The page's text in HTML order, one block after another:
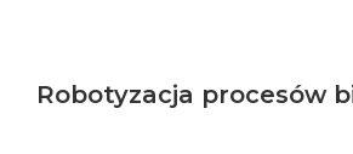
Robotyzacja procesów